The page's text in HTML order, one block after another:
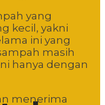
yang
kecil, yakni
ini yang
masih
hanya dengan
menerima